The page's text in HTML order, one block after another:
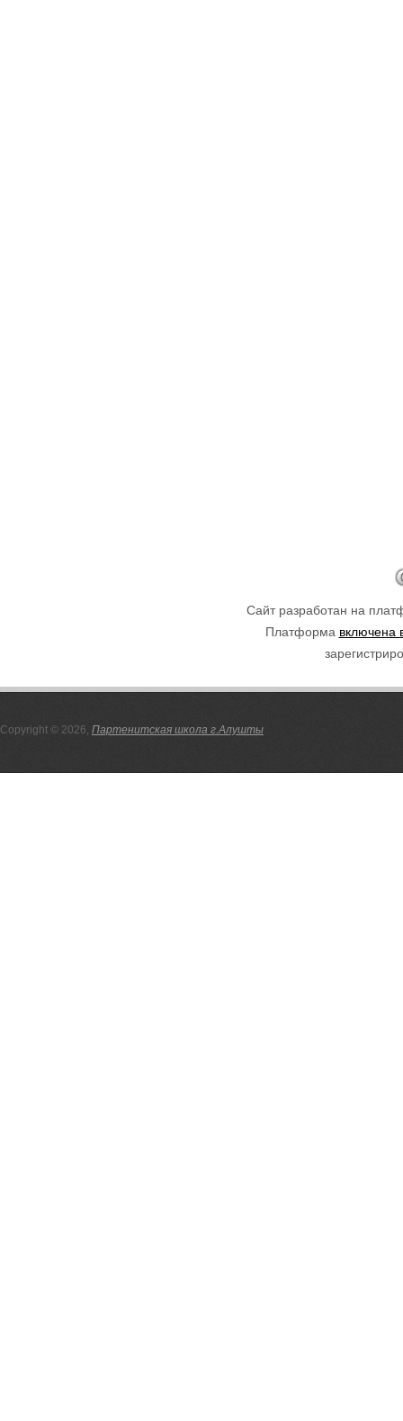
Сайт разработан на
Платформа включена
Copyright © 2026, Партенитская школа г.Алушты